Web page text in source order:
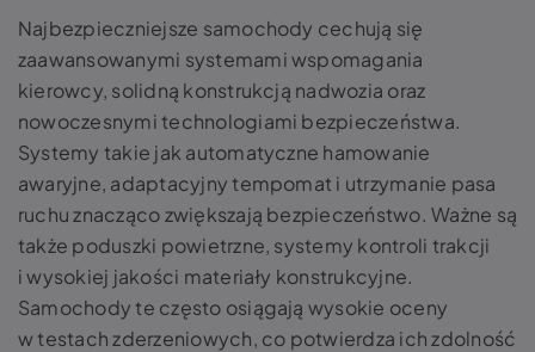
Najbezpieczniejsze samochody cechują się
zaawansowanymi systemami wspomagania
kierowcy, solidną konstrukcją nadwozia oraz
nowoczesnymi technologiami bezpieczeństwa.
Systemy takie jak automatyczne hamowanie
awaryjne, adaptacyjny tempomat i utrzymanie pasa
ruchu znacząco zwiększają bezpieczeństwo. Ważne są
także poduszki powietrzne, systemy kontroli trakcji
i wysokiej jakości materiały konstrukcyjne.
Samochody te często osiągają wysokie oceny
w testach zderzeniowych, co potwierdza ich zdolność